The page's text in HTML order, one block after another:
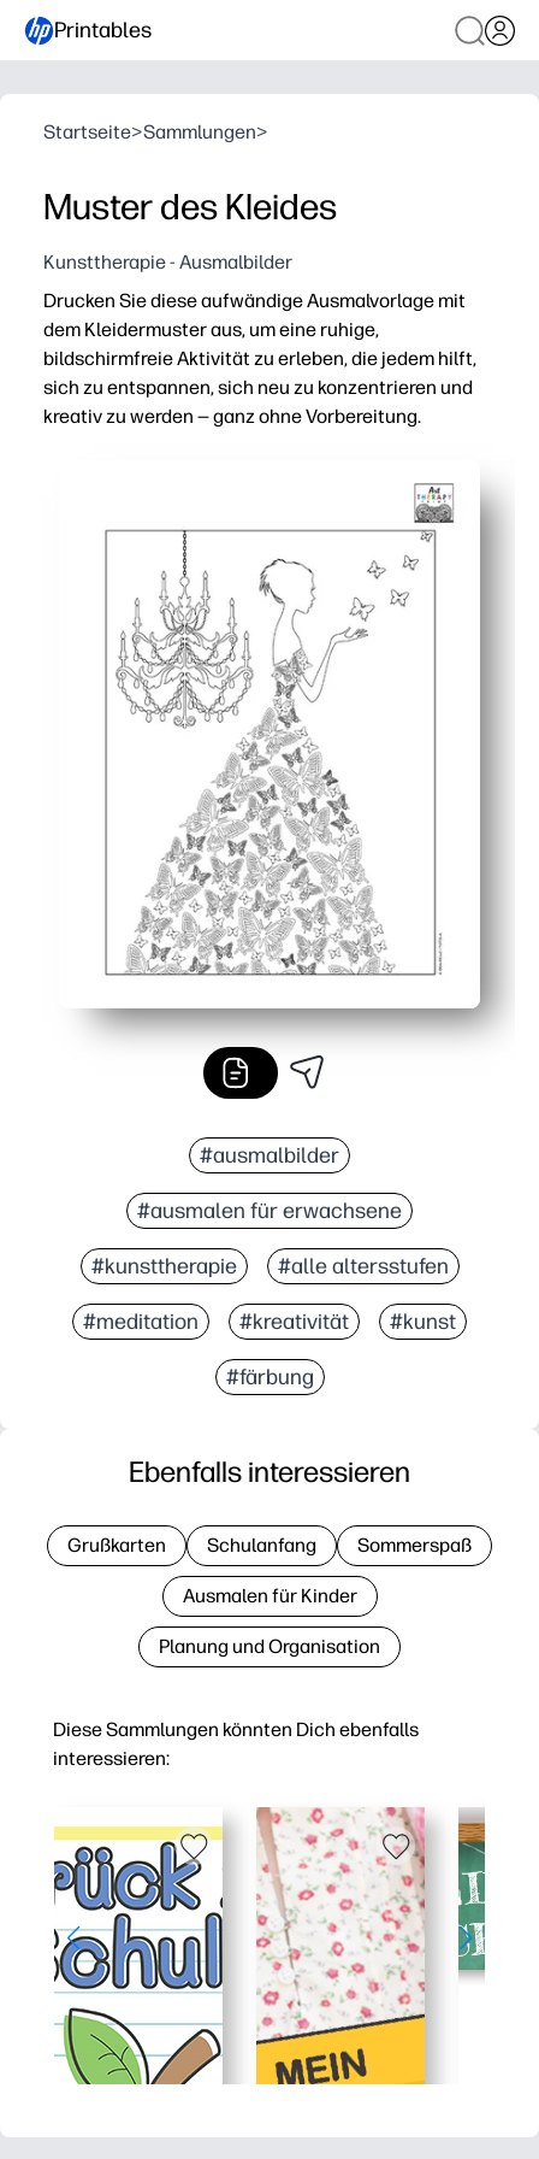
Printables
Startseite>Sammlungen>
Muster des Kleides
Kunsttherapie - Ausmalbilder
Drucken Sie diese aufwändige Ausmalvorlage mit
dem Kleidermuster aus, um eine ruhige,
bildschirmfreie Aktivität zu erleben, die jedem hilft,
sich zu entspannen, sich neu zu konzentrieren und
kreativ zu werden — ganz ohne Vorbereitung.
Detaillierte Muster fördern die Feinmotorik, den Fokus
Vielseitig für jedes Alter — Buntstifte für kleine
Das einseitige Schwarz-Weiß-Design spart Tinte und
#ausmalbilder
#ausmalen für erwachsene
#kunsttherapie #alle altersstufen
#meditation #kreativität #kunst
#färbung
Diese Sammlungen könnten Dich ebenfalls
interessieren:
Ebenfalls interessieren
Grußkarten Schulanfang Sommerspaß
Ausmalen für Kinder
Planung und Organisation